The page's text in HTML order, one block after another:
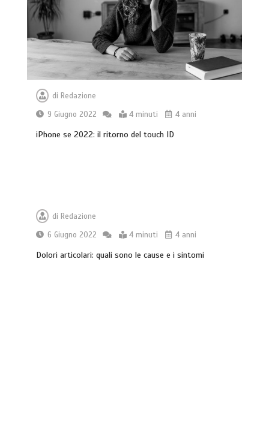
di Redazione
9 Giugno 2022
4 minuti 4 anni
iPhone se 2022: il ritorno del touch ID
di Redazione
6 Giugno 2022
4 minuti 4 anni
Dolori articolari: quali sono le cause e i sintomi